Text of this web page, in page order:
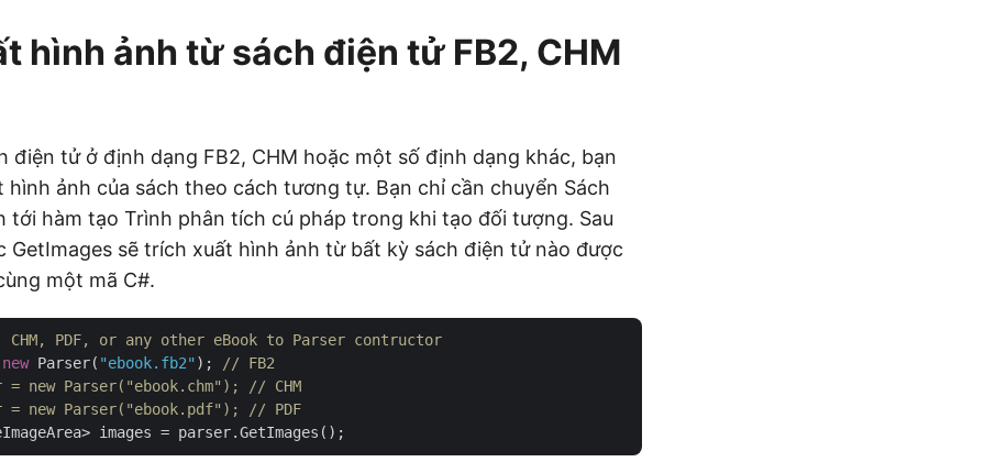
hình ảnh từ sách điện tử FB2, CHM
điện tử ở định dạng FB2, CHM hoặc một số định dạng khác, bạn
ảnh của sách theo cách tương tự. Bạn chỉ cần chuyển Sách
tới hàm tạo Trình phân tích cú pháp trong khi tạo đối tượng. Sau
GetImages sẽ trích xuất hình ảnh từ bất kỳ sách điện tử nào được
một mã C#.
PDF, or any other eBook to Parser contructor
new Parser( "ebook.fb2" );
// FB2
new Parser("ebook.chm"); // CHM
new Parser("ebook.pdf"); // PDF